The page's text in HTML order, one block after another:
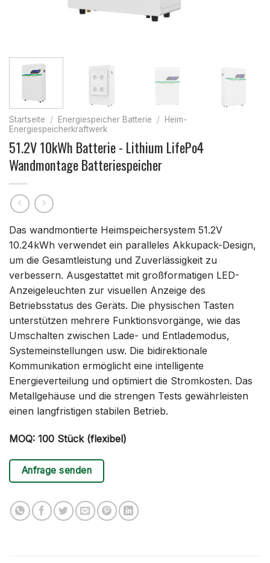
Startseite / Energiespeicher Batterie /
Heim-
Energiespeicherkraftwerk
51.2V 10kWh Batterie - Lithium LifePo4
Wandmontage Batteriespeicher
Das wandmontierte Heimspeichersystem 51.2V
10.24kWh verwendet ein paralleles Akkupack-Design,
um die Gesamtleistung und Zuverlässigkeit zu
verbessern. Ausgestattet mit großformatigen LED-
Anzeigeleuchten zur visuellen Anzeige des
Betriebsstatus des Geräts. Die physischen Tasten
unterstützen mehrere Funktionsvorgänge, wie das
Umschalten zwischen Lade- und Entlademodus,
Systemeinstellungen usw. Die bidirektionale
Kommunikation ermöglicht eine intelligente
Energieverteilung und optimiert die Stromkosten. Das
Metallgehäuse und die strengen Tests gewährleisten
einen langfristigen stabilen Betrieb.
MOQ: 100 Stück (flexibel)
Anfrage senden